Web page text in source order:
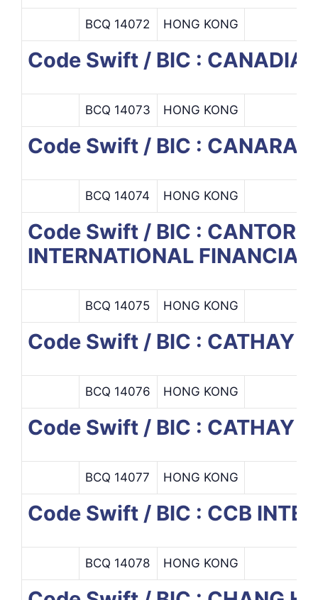
BCQ 14072 HONG KONG
Code Swift / BIC :
BCQ 14073 HONG KONG
Code Swift / BIC : CANARA
BCQ 14074 HONG KONG
Code Swift / BIC : CANTOR
INTERNATIONAL FINANCIAL
BCQ 14075 HONG KONG
Code Swift / BIC : CATHAY
BCQ 14076 HONG KONG
Code Swift / BIC : CATHAY
BCQ 14077 HONG KONG
Code Swift / BIC : CCB
BCQ 14078 HONG KONG